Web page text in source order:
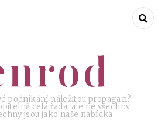
podnikání náležitou propagaci?
celá řada, ale ne všechny
jsou jako naše nabídka.